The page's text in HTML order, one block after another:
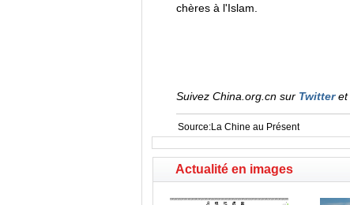
chères à l'Islam.
Suivez China.org.cn sur Twitteret
Source:La Chine au Présent